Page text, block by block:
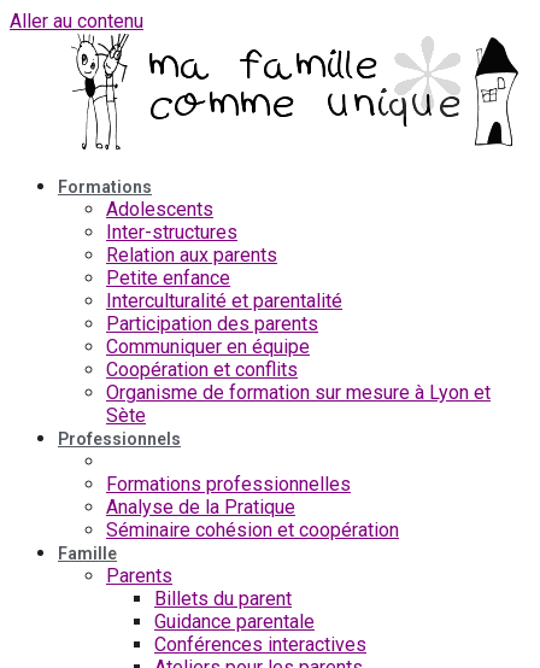
Aller au contenu
Formations
Adolescents
Inter-structures
Relation aux parents
Petite enfance
Interculturalité et parentalité
Participation des parents
Communiquer en équipe
Coopération et conflits
Organisme de formation sur mesure à Lyon et
Sète
Professionnels
Formations professionnelles
Analyse de la Pratique
Séminaire cohésion et coopération
Famille
Parents
Billets du parent
Guidance parentale
Conférences interactives